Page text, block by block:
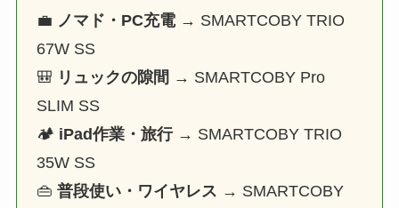
💼 ノマド・PC充電→ SMARTCOBY TRIO
67W SS
🎒 リュックの隙間 → SMARTCOBY Pro
SLIM SS
🏕️ iPad作業・旅行→ SMARTCOBY TRIO
35W SS
👜普段使い・ワイヤレス → SMARTCOBY